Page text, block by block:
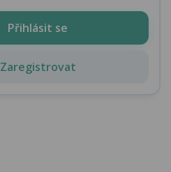
Přihlásit se
Zaregistrovat